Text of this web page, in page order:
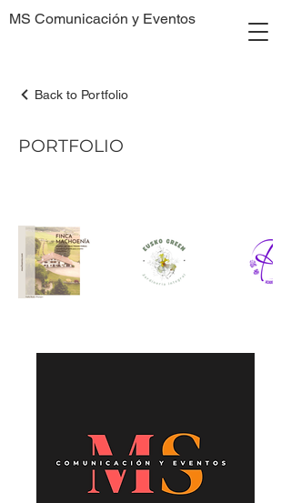
MS Comunicación y Eventos
Back to Portfolio
PORTFOLIO